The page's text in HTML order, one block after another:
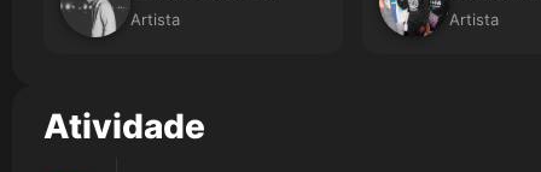
Artista Artista
Atividade